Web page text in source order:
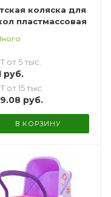
коляска для
пластмассовая
от 5 тыс.
руб.
от 15 тыс.
руб.
В КОРЗИНУ